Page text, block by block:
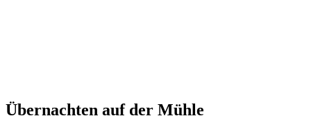
Übernachten auf der Mühle